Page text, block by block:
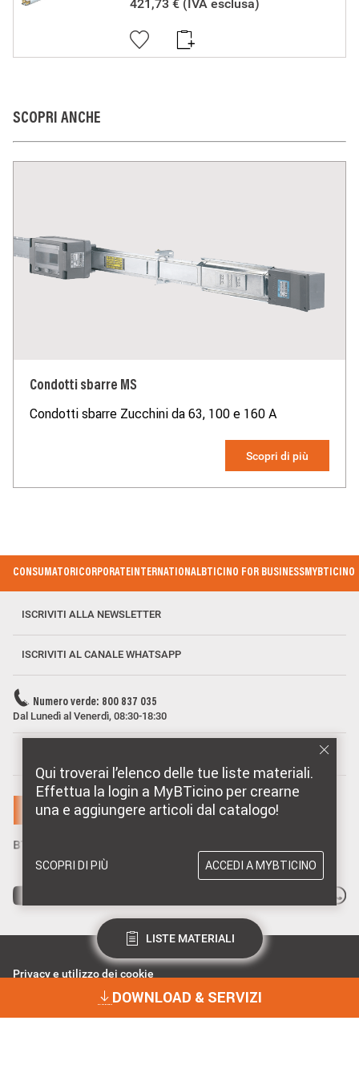
animali domestici e beni se installati in modo corretto, secondo
la loro destinazione, e sottoposti a manutenzione non difettosa.
I prodotti BTicino certificati con il marchio IMQ (Istituto italiano
del Marchio di Qualità) sono inoltre conformi ai requisiti delle
421,73 € (IVA esclusa)
SCOPRI ANCHE
Condotti sbarre MS
Condotti sbarre Zucchini da 63, 100 e 160 A
Scopri di più
DOWNLOAD & SERVIZI
Qui troverai l’elenco delle tue liste materiali.
Effettua la login a MyBTicino per crearne
una e aggiungere articoli dal catalogo!
SCOPRI DI PIÙ ACCEDI A MYBTICINO
LISTE MATERIALI
Footer Menu
CONSUMATORICORPORATEINTERNATIONALBTICINO FOR BUSINESSMYBTICINO
ISCRIVITI ALLA NEWSLETTER
ISCRIVITI AL CANALE WHATSAPP
Numero verde: 800 837 035
Dal Lunedì al Venerdì, 08:30-18:30
Privacy e utilizzo dei cookie
Data Privacy e Cybersecurity